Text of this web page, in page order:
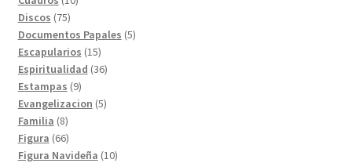
Discos 7575
productos
Documentos Papales 55
Escapularios 1515
productos
Espiritualidad 3636
Estampas 99
productos
Evangelizacion 55
Familia 88
productos
Figura 6666
productos
Figura Navideña 1010